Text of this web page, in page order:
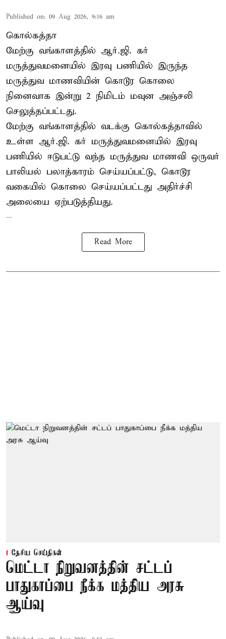
Published on: 09 Aug 2026, 9:16 am
கொல்கத்தா
மேற்கு வங்காளத்தில் ஆர்.ஜி. கர்
மருத்துவமனையில் இரவு பணியில் இருந்த
மருத்துவ மாணவியின் கொடூர கொலை
நினைவாக இன்று 2 நிமிடம் மவுன அஞ்சலி
செலுத்தப்பட்டது.
மேற்கு வங்காளத்தில் வடக்கு கொல்கத்தாவில்
உள்ள ஆர்.ஜி. கர் மருத்துவமனையில் இரவு
பணியில் ஈடுபட்டு வந்த மருத்துவ மாணவி ஒருவர்
பாலியல் பலாத்காரம் செய்யப்பட்டு, கொடூர
வகையில் கொலை செய்யப்பட்டது அதிர்ச்சி
அலையை ஏற்படுத்தியது.
...
Read More
தேசிய செய்திகள்
மெட்டா நிறுவனத்தின் சட்டப்
பாதுகாப்பை நீக்க மத்திய அரசு
ஆய்வு